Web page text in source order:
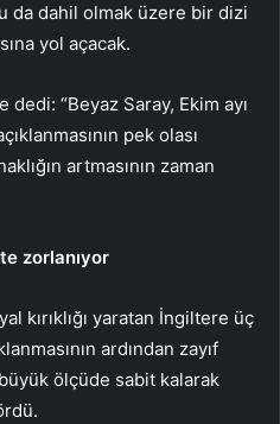
da dahil olmak üzere bir dizi
yol açacak.
“Beyaz Saray, Ekim ayı
pek olası
artmasının zaman
zorlanıyor
kırıklığı yaratan İngiltere üç
ardından zayıf
ölçüde sabit kalarak